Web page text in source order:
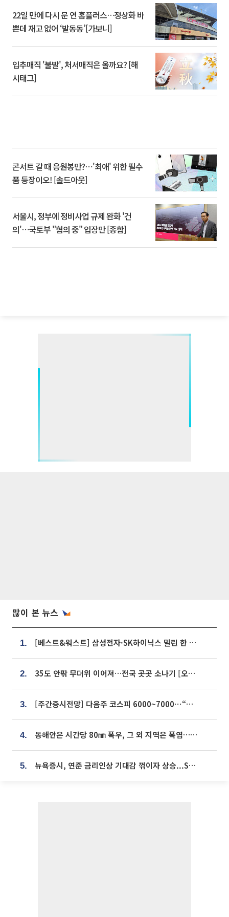
22일 만에 다시 문 연 홈플러스…정상화 바
쁜데 재고 없어 ‘발동동’[가보니]
입추매직 '불발', 처서매직은 올까요? [해
시태그]
콘서트 갈 때 응원봉만?⋯'최애' 위한 필수
품 등장이오! [솔드아웃]
서울시, 정부에 정비사업 규제 완화 '건
의'⋯국토부 "협의 중" 입장만 [종합]
많이 본 뉴스
1. [베스트&워스트] 삼성전자·SK하이닉스 밀린 한 주…상상인증권은 85% 급등
2. 35도 안팎 무더위 이어져…전국 곳곳 소나기 [오늘 날씨]
3. [주간증시전망] 다음주 코스피 6000~7000⋯“外人 수급은 정책이 변수”
4. 동해안은 시간당 80㎜ 폭우, 그 외 지역은 폭염…‘극과 극 날씨’
5. 뉴욕증시, 연준 금리인상 기대감 꺾이자 상승...S&P500 사상 최고치 [종합]